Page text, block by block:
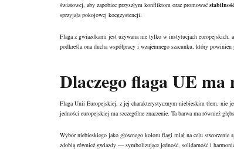
światowej, aby zapobiec przyszłym konfliktom oraz promować stabilność
sprzyjała pokojowej koegzystencji.
Flaga z gwiazdkami jest używana nie tylko w instytucjach europejskich,
podkreśla ona ducha współpracy i wzajemnego szacunku, który
Dlaczego flaga UE ma
Flaga Unii Europejskiej, z jej charakterystycznym niebieskim tłem, nie
jedności europejskiej ma szczególne znaczenie. Ta barwa ma również
Wybór niebieskiego jako głównego koloru flagi miał na celu stworzenie
zdobią również gwiazdy — symbolizujące jedność, solidarność i